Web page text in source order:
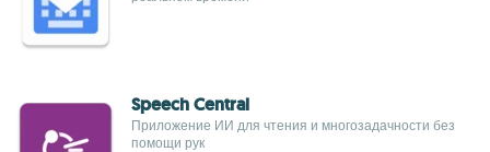
Speech Central
Приложение ИИ для чтения и многозадачности без
помощи рук